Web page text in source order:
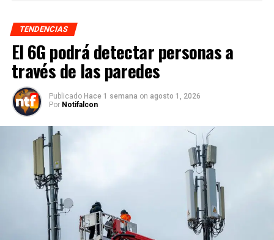
TENDENCIAS
El 6G podrá detectar personas a
través de las paredes
Publicado Hace 1 semana on agosto 1, 2026
Por Notifalcon